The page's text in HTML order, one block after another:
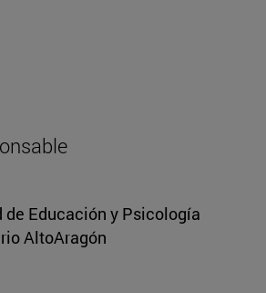
de Educación y Psicología
AltoAragón